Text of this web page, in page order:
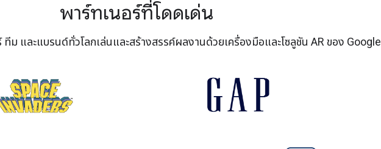
พาร์ทเนอร์ที่โดดเด่น
ม และแบรนด์ทั่วโลกเล่นและสร้างสรรค์ผลงานด้วยเครื่องมือและโซลูชัน AR ของ Google